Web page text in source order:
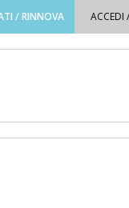
/ RINNOVA ACCEDI